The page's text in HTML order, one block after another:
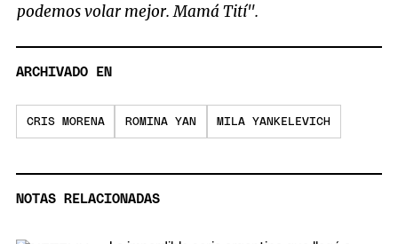
podemos volar mejor. Mamá Tití".
ARCHIVADO EN
CRIS MORENA ROMINA YAN MILA YANKELEVICH
NOTAS RELACIONADAS